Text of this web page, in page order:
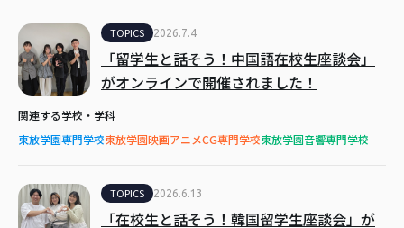
TOPICS 2026.7.4
「留学生と話そう！中国語在校生座談会」
がオンラインで開催されました！
関連する学校・学科
東放学園専門学校東放学園映画アニメCG専門学校東放学園音響専門学校
TOPICS 2026.6.13
「在校生と話そう！韓国留学生座談会」が